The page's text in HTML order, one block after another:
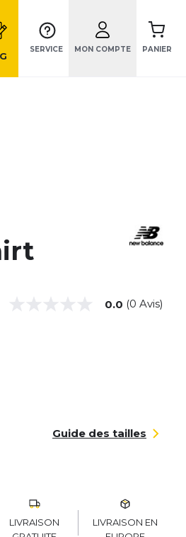
SERVICE MON COMPTE PANIER
0.0 (0 Avis)
Guide des tailles
LIVRAISON
LIVRAISON EN